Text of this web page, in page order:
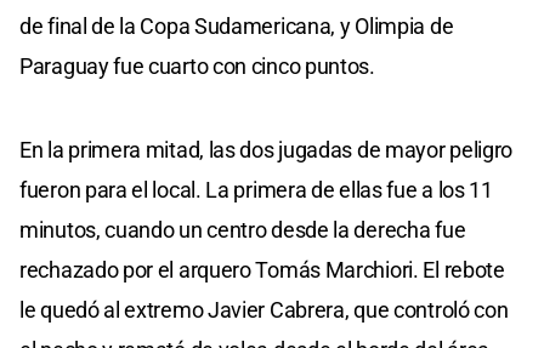
de final de la Copa Sudamericana, y Olimpia de
Paraguay fue cuarto con cinco puntos.
En la primera mitad, las dos jugadas de mayor peligro
fueron para el local. La primera de ellas fue a los 11
minutos, cuando un centro desde la derecha fue
rechazado por el arquero Tomás Marchiori. El rebote
le quedó al extremo Javier Cabrera, que controló con